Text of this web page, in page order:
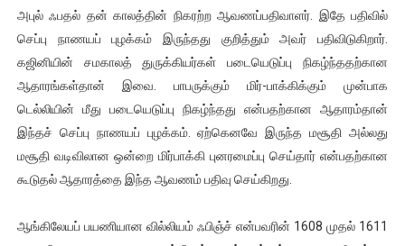
அபுல் ஃபதல் தன் காலத்தின் நிகரற்ற ஆவணப்பதிவாளர். இதே பதிவில்
செப்பு நாணயப் புழக்கம் இருந்தது குறித்தும் அவர் பதிவிடுகிறார்.
கஜினியின் சமகாலத் துருக்கியர்கள் படையெடுப்பு நிகழ்ந்ததற்கான
ஆதாரங்கள்தான் இவை. பாபருக்கும் மிர்-பாக்கிக்கும் முன்பாக
டெல்லியின் மீது படையெடுப்பு நிகழ்ந்தது என்பதற்கான ஆதாரம்தான்
இந்தச் செப்பு நாணயப் புழக்கம். ஏற்கெனவே இருந்த மசூதி அல்லது
மசூதி வடிவிலான ஒன்றை மிர்பாக்கி புனரமைப்பு செய்தார் என்பதற்கான
கூடுதல் ஆதாரத்தை இந்த ஆவணம் பதிவு செய்கிறது.
ஆங்கிலேயப் பயணியான வில்லியம் ஃபிஞ்ச் என்பவரின் 1608 முதல் 1611